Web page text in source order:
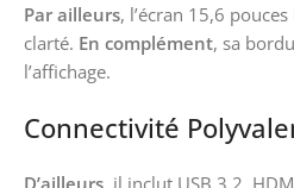
Par ailleurs, l’écran 15,6
clarté. En complément, sa
l’affichage.
Connectivité